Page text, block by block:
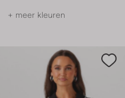
+ meer kleuren